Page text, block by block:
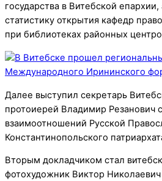
государства в Витебской
статистику открытия кафедр
при библиотеках районных
Далее выступил секретарь
протоиерей Владимир Резанович
взаимоотношений Русской
Константинопольского
Вторым докладчиком стал
фотохудожник Виктор